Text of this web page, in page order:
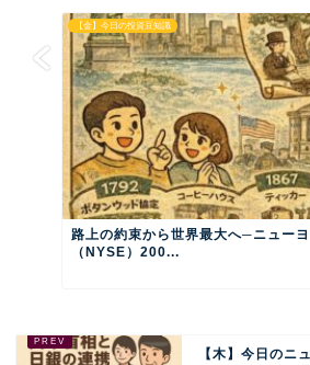
【金】今日の投資豆知識
路上の約束から世界最大へ─ニュー
（NYSE）200...
【木】今日のニ